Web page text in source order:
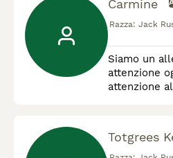
Carmine
Razza: Jack
Siamo un
attenzione
attenzione
Totgrees